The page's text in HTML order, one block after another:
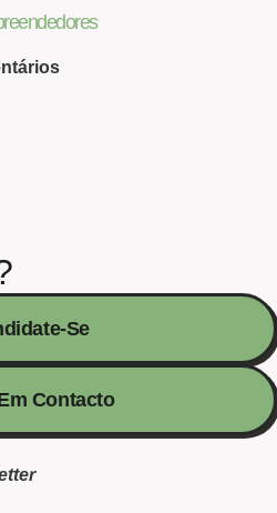
Se
Contacto